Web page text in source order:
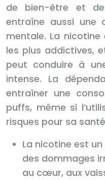
de bien-être et
entraîne aussi une
mentale. La nicotine
les plus addictives,
peut conduire à
intense. La
entraîner une
puffs, même si
risques pour sa
La nicotine est
des dommages
au cœur, aux